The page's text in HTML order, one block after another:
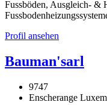
Fussböden, Ausgleich- &
Profil ansehen
Bauman'sarl
9747
Enscherange